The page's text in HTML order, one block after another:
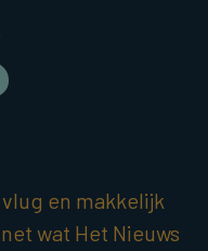
en makkelijk
wat Het Nieuws